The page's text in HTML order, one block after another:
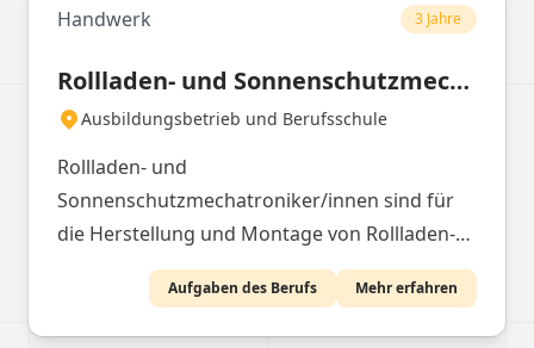
von Dichtheitsprüfungen und der Montage
Handwerk 3 Jahre
Rollladen- und Sonnenschutzmechatroniker/in
Ausbildungsbetrieb und Berufsschule
Rollladen- und
Sonnenschutzmechatroniker/innen sind für
die Herstellung und Montage von Rollladen-
und Sonnenschutzsystemen verantwortlich.
Sie arbeiten sowohl in Werkstätten als auch
auf Baustellen und müssen dabei präzise und
Aufgaben des Berufs Mehr erfahren